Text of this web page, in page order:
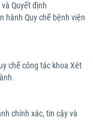
Quyết định
hành Quy chế bệnh viện
chế công tác khoa Xét
chính xác, tin cậy và